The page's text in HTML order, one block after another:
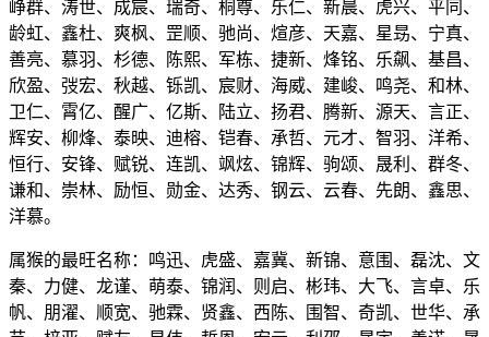
峥群、涛世、成宸、瑞奇、桐尊、乐仁、新晨、虎兴、平同、
龄虹、鑫杜、爽枫、罡顺、驰尚、煊彦、天嘉、星昮、宁真、
善亮、慕羽、杉德、陈熙、军栋、捷新、烽铭、乐飙、基昌、
欣盈、弢宏、秋越、铄凯、宸财、海威、建峻、鸣尧、和林、
卫仁、霄亿、醒广、亿斯、陆立、扬君、腾新、源天、言正、
辉安、柳烽、泰映、迪榕、铠春、承哲、元才、智羽、洋希、
恒行、安锋、赋锐、连凯、飒炫、锦辉、驹颂、晟利、群冬、
谦和、崇林、励恒、勋金、达秀、钢云、云春、先朗、鑫思、
洋慕。
属猴的最旺名称：鸣迅、虎盛、嘉冀、新锦、意围、磊沈、文
秦、力健、龙谨、萌泰、锦润、则启、彬玮、大飞、言卓、乐
帆、朋濯、顺宽、驰霖、贤鑫、西陈、围智、奇凯、世华、承